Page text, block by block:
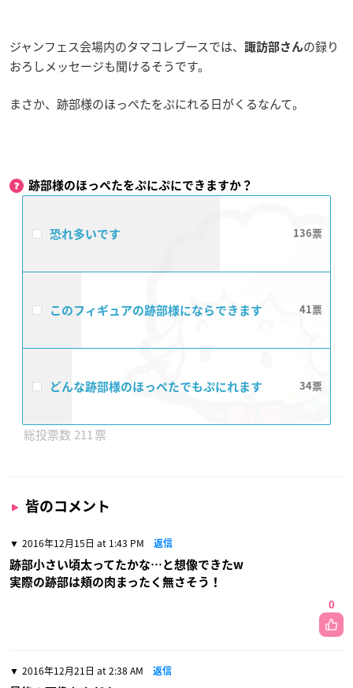
ジャンフェス会場内のタマコレブースでは、 諏訪部さんの録り
おろしメッセージも聞けるそうです。
まさか、跡部様のほっぺたをぷにれる日がくるなんて。
跡部様のほっぺたをぷにぷにできますか？
恐れ多いです 136
このフィギュアの跡部様にならできます 41
どんな跡部様のほっぺたでもぷにれます 34
211
皆のコメント
2016年12月15日 at 1:43 PM 返信
跡部小さい頃太ってたかな…と想像できたw
実際の跡部は頬の肉まったく無さそう！
0
2016年12月21日 at 2:38 AM 返信